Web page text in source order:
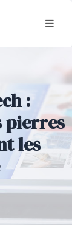
:
pierres
les